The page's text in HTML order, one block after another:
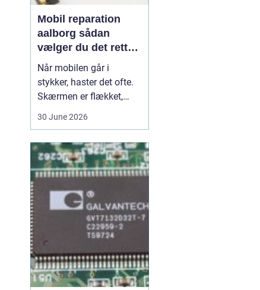
Mobil reparation
aalborg sådan
vælger du det rette
værksted
Når mobilen går i
stykker, haster det ofte.
Skærmen er flækket,
Aalborg er der flere
værksteder at vælge
imellem, og det kan være
svært at gennemskue,
hvem der faktisk leverer
30 June 2026